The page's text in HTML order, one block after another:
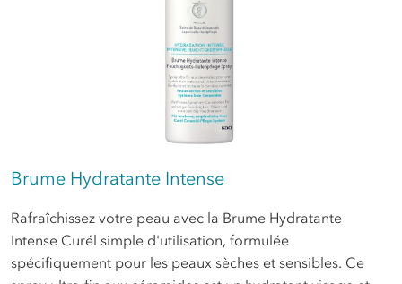
Brume Hydratante Intense
Rafraîchissez votre peau avec la Brume Hydratante
Intense Curél simple d'utilisation, formulée
spécifiquement pour les peaux sèches et sensibles. Ce